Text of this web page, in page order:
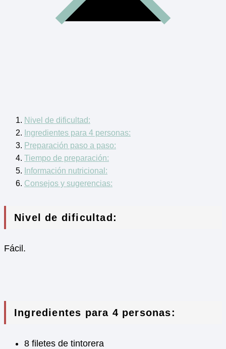
Nivel de dificultad:
Ingredientes para 4 personas:
Preparación paso a paso:
Tiempo de preparación:
Información nutricional:
Consejos y sugerencias:
Nivel de dificultad:
Fácil.
Ingredientes para 4 personas:
8 filetes de tintorera